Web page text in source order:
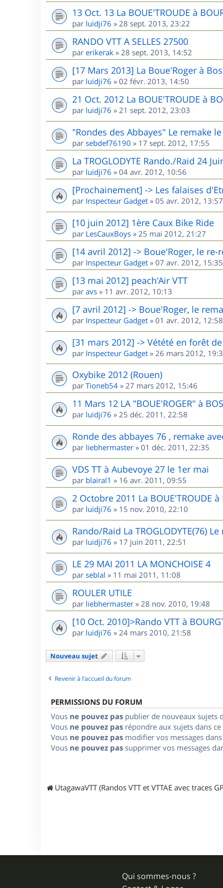
13 Oct. 13 La BOUE'TROUDE à
par luidji76 » 28 sept. 2013, 23:22
RANDO VTT A SELLES 27500
par erikerak » 28 sept. 2013, 14:52
[17 Mars 2013] La Boue'Roger à
par luidji76 » 02 févr. 2013, 14:50
21 Oct. 2012 La BOUE'TROUDE à
par luidji76 » 21 sept. 2012, 23:03
"Rondes des Abbayes" Le remake
par sebdef76190 » 17 sept. 2012, 17:55
La TROGLODYTE Rando./Raid 24
par luidji76 » 04 avr. 2012, 10:56
[Prochainement] -> Les falaises
par Inspecteur Gadget » 05 avr. 2012, 13:57
[10 juin 2012] 1ère Caux Bike Ride
par LesCauxBoys » 25 mai 2012, 21:27
[14 avril 2012] -> Boue'Roger, le re-
par Inspecteur Gadget » 07 avr. 2012, 15:35
[13 mai 2012] peach'Air VTT
par avs » 11 avr. 2012, 10:13
[7 avril 2012] -> Boue'Roger, le
par Inspecteur Gadget » 01 avr. 2012, 12:58
[31 mars 2012] -> Vétété en forêt
par Inspecteur Gadget » 26 mars 2012,
Oxybike 2012 (Rouen)
par Tioneb54 » 27 mars 2012, 15:46
11 Mars 12 LA "BOUE'ROGER" à
par luidji76 » 25 déc. 2011, 22:58
Ronde des abbayes 76 , remake
par liebhermaster » 01 déc. 2011, 22:35
VDS TT à Aubevoye 27 le 1er mai
par blairal1 » 16 avr. 2011, 09:55
2 Octobre 2011 La BOUE'TROUDE à
par luidji76 » 15 nov. 2010, 22:10
Rando/Raid La TROGLODYTE(76)
par luidji76 » 17 juin 2011, 22:51
LE 29 MAI 2011 LA MONCHOISE 4
par seblal » 11 mai 2011, 11:08
ROULER UTILE
par liebhermaster » 28 nov. 2010, 19:48
[10 Oct. 2010]>Rando VTT à
par luidji76 » 24 mars 2010, 21:58
Nouveau sujet
Revenir à l’accueil du forum
PERMISSIONS DU FORUM
Vous ne pouvez pas publier de nouveaux sujets
Vous ne pouvez pas répondre aux sujets dans
Vous ne pouvez pas modifier vos messages
Vous ne pouvez pas supprimer vos messages
UtagawaVTT (Randos VTT et VTTAE avec traces
Qui sommes-nous ?